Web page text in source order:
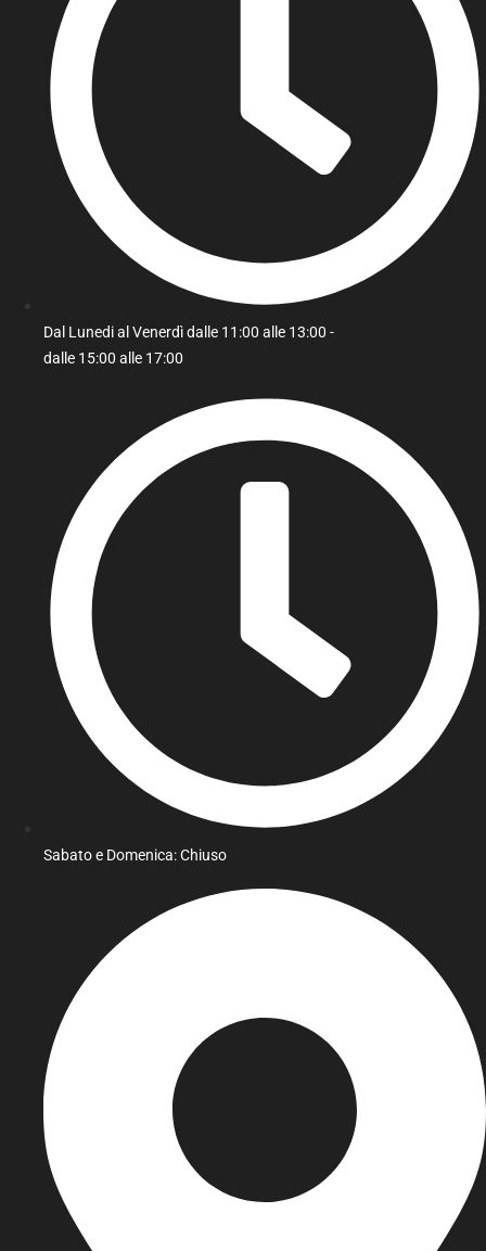
Dal Lunedi al Venerdì dalle 11:00 alle 13:00 -
dalle 15:00 alle 17:00
Sabato e Domenica: Chiuso